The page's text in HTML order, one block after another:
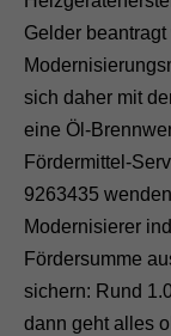
Gelder
sich daher mit
eine Öl-
Fördermittel-
9263435
Modernisierer
Fördersumme
sichern: Rund
dann geht alles